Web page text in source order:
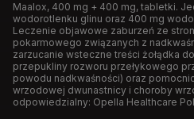
Maalox, 400 mg + 400 mg, tabletki.
wodorotlenku glinu oraz 400 mg
Leczenie objawowe zaburzeń ze
pokarmowego związanych z
zarzucanie wsteczne treści żołądka
przepukliny rozworu przełykowego
powodu nadkwaśności) oraz
wrzodowej dwunastnicy i choroby
odpowiedzialny: Opella Healthcare